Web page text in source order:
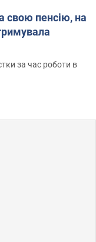
свою пенсію, на
за час роботи в